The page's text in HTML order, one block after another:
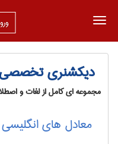
دیکشنری تخصصی
مجموعه ای کامل از لغات و
معادل های